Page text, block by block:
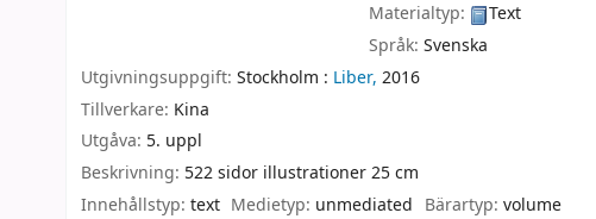
Materialtyp:
Text
Språk:Svenska
Utgivningsuppgift: Stockholm : Liber, 2016
Tillverkare: Kina
Utgåva: 5. uppl
Beskrivning: 522 sidor illustrationer 25 cm
Innehållstyp: text Medietyp: unmediated Bärartyp: volume